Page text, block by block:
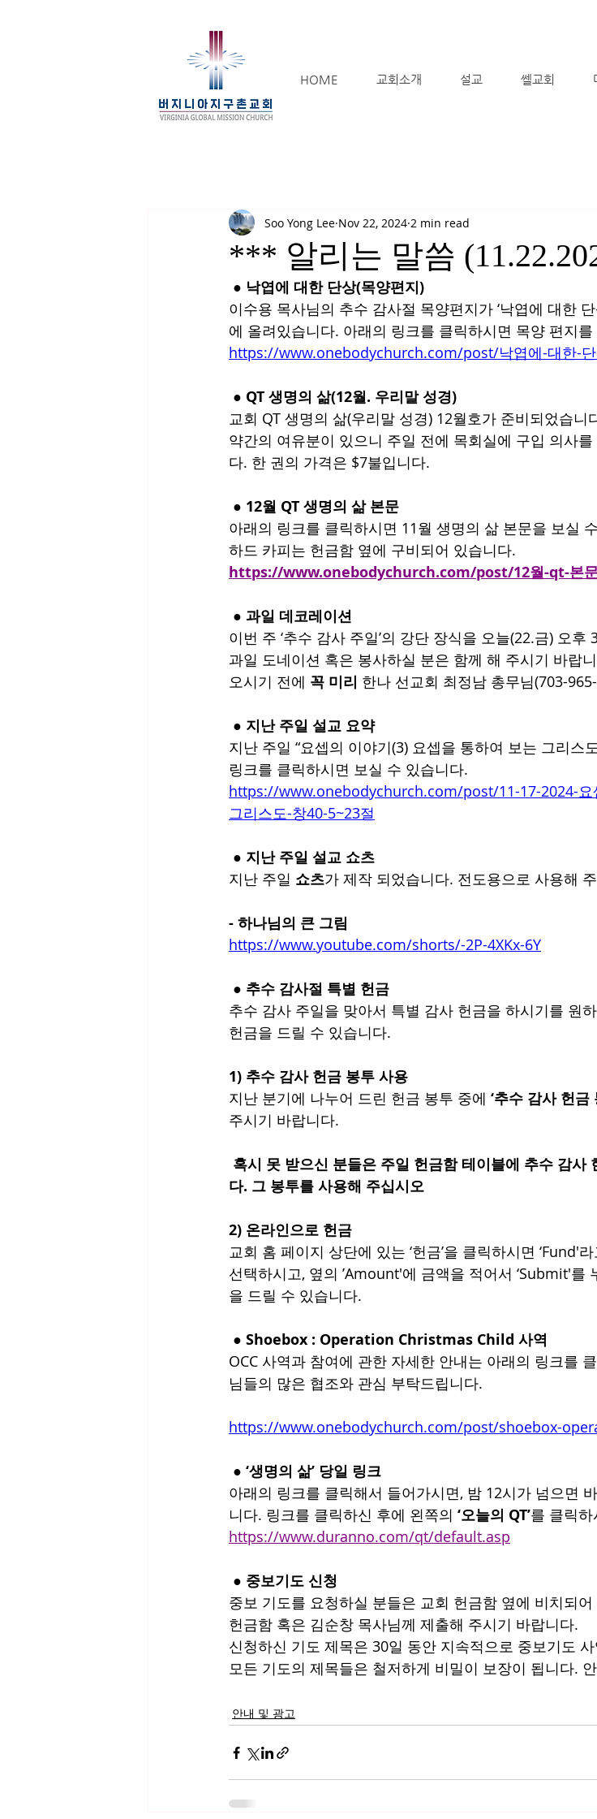
HOME 교회소개 설교 쎌교회
*** 알리는 말씀
Soo Yong Lee Nov 22, 2024 2 min read
● 낙엽에 대한 단상(목양편지)
이수용 목사님의 추수 감사절 목양편지가 ‘낙엽에 대한
에 올려있습니다. 아래의 링크를 클릭하시면 목양 편지
https://www.onebodychurch.com/post/낙엽에-대한-단
● QT 생명의 삶(12월. 우리말 성경)
교회 QT 생명의 삶(우리말 성경) 12월호가 준비되었습니
약간의 여유분이 있으니 주일 전에 목회실에 구입 의사
다. 한 권의 가격은 $7불입니다.
● 12월 QT 생명의 삶 본문
아래의 링크를 클릭하시면 11월 생명의 삶 본문을 보실
하드 카피는 헌금함 옆에 구비되어 있습니다.
https://www.onebodychurch.com/post/12월-qt-본문
● 과일 데코레이션
이번 주 ‘추수 감사 주일’의 강단 장식을 오늘(22.금) 오
과일 도네이션 혹은 봉사하실 분은 함께 해 주시기 바랍
오시기 전에 꼭 미리 한나 선교회 최정남 총무님(703-
● 지난 주일 설교 요약
지난 주일 “요셉의 이야기(3) 요셉을 통하여 보는 그리스
링크를 클릭하시면 보실 수 있습니다.
https://www.onebodychurch.com/post/11-17-2024-요
그리스도-창40-5~23절
● 지난 주일 설교 쇼츠
지난 주일 쇼츠가 제작 되었습니다. 전도용으로 사용해
- 하나님의 큰 그림
https://www.youtube.com/shorts/-2P-4XKx-6Y
● 추수 감사절 특별 헌금
추수 감사 주일을 맞아서 특별 감사 헌금을 하시기를 원
헌금을 드릴 수 있습니다.
1) 추수 감사 헌금 봉투 사용
지난 분기에 나누어 드린 헌금 봉투 중에 ‘추수 감사 헌금
주시기 바랍니다.
다. 그 봉투를 사용해 주십시오
2) 온라인으로 헌금
교회 홈 페이지 상단에 있는 ‘헌금’을 클릭하시면 ‘Fund'
선택하시고, 옆의 ’Amount'에 금액을 적어서 ‘Submit'를
을 드릴 수 있습니다.
● Shoebox : Operation Christmas Child 사역
OCC 사역과 참여에 관한 자세한 안내는 아래의 링크를
님들의 많은 협조와 관심 부탁드립니다.
https://www.onebodychurch.com/post/shoebox-
● ‘생명의 삶’ 당일 링크
아래의 링크를 클릭해서 들어가시면, 밤 12시가 넘으면
니다. 링크를 클릭하신 후에 왼쪽의 ‘오늘의 QT’를 클릭
https://www.duranno.com/qt/default.asp
● 중보기도 신청
중보 기도를 요청하실 분들은 교회 헌금함 옆에 비치되어
헌금함 혹은 김순창 목사님께 제출해 주시기 바랍니다.
신청하신 기도 제목은 30일 동안 지속적으로 중보기도
모든 기도의 제목들은 철저하게 비밀이 보장이 됩니다.
안내 및 광고